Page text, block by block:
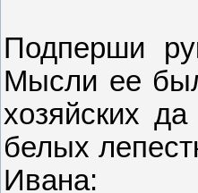
Подперши
Мысли ее
хозяйских
белых
Ивана: